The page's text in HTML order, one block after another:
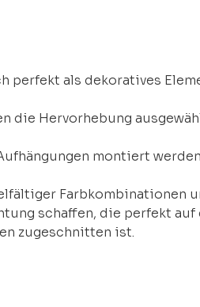
perfekt als dekoratives
die Hervorhebung
montiert
Farbkombinationen
schaffen, die perfekt
zugeschnitten ist.